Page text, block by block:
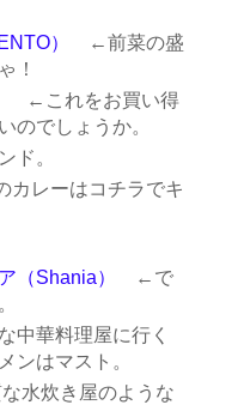
）
←前菜の盛
！
←これをお買い得
のでしょうか。
ド。
レーはコチラでキ
（Shania）
←で
華料理屋に行く
ンはマスト。
炊き屋のような